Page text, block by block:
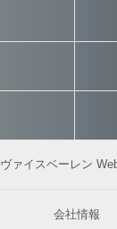
ヴァイスベーレン
会社情報